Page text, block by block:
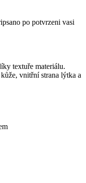
po potvrzeni vasi
textuře materiálu.
vnitřní strana lýtka a